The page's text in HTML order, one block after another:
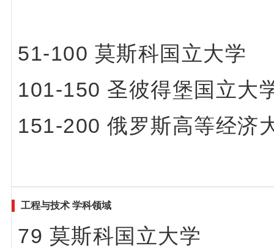
51-100 莫斯科国立大学
101-150 圣彼得堡国立大
151-200 俄罗斯高等经济
工程与技术 学科领域
79 莫斯科国立大学